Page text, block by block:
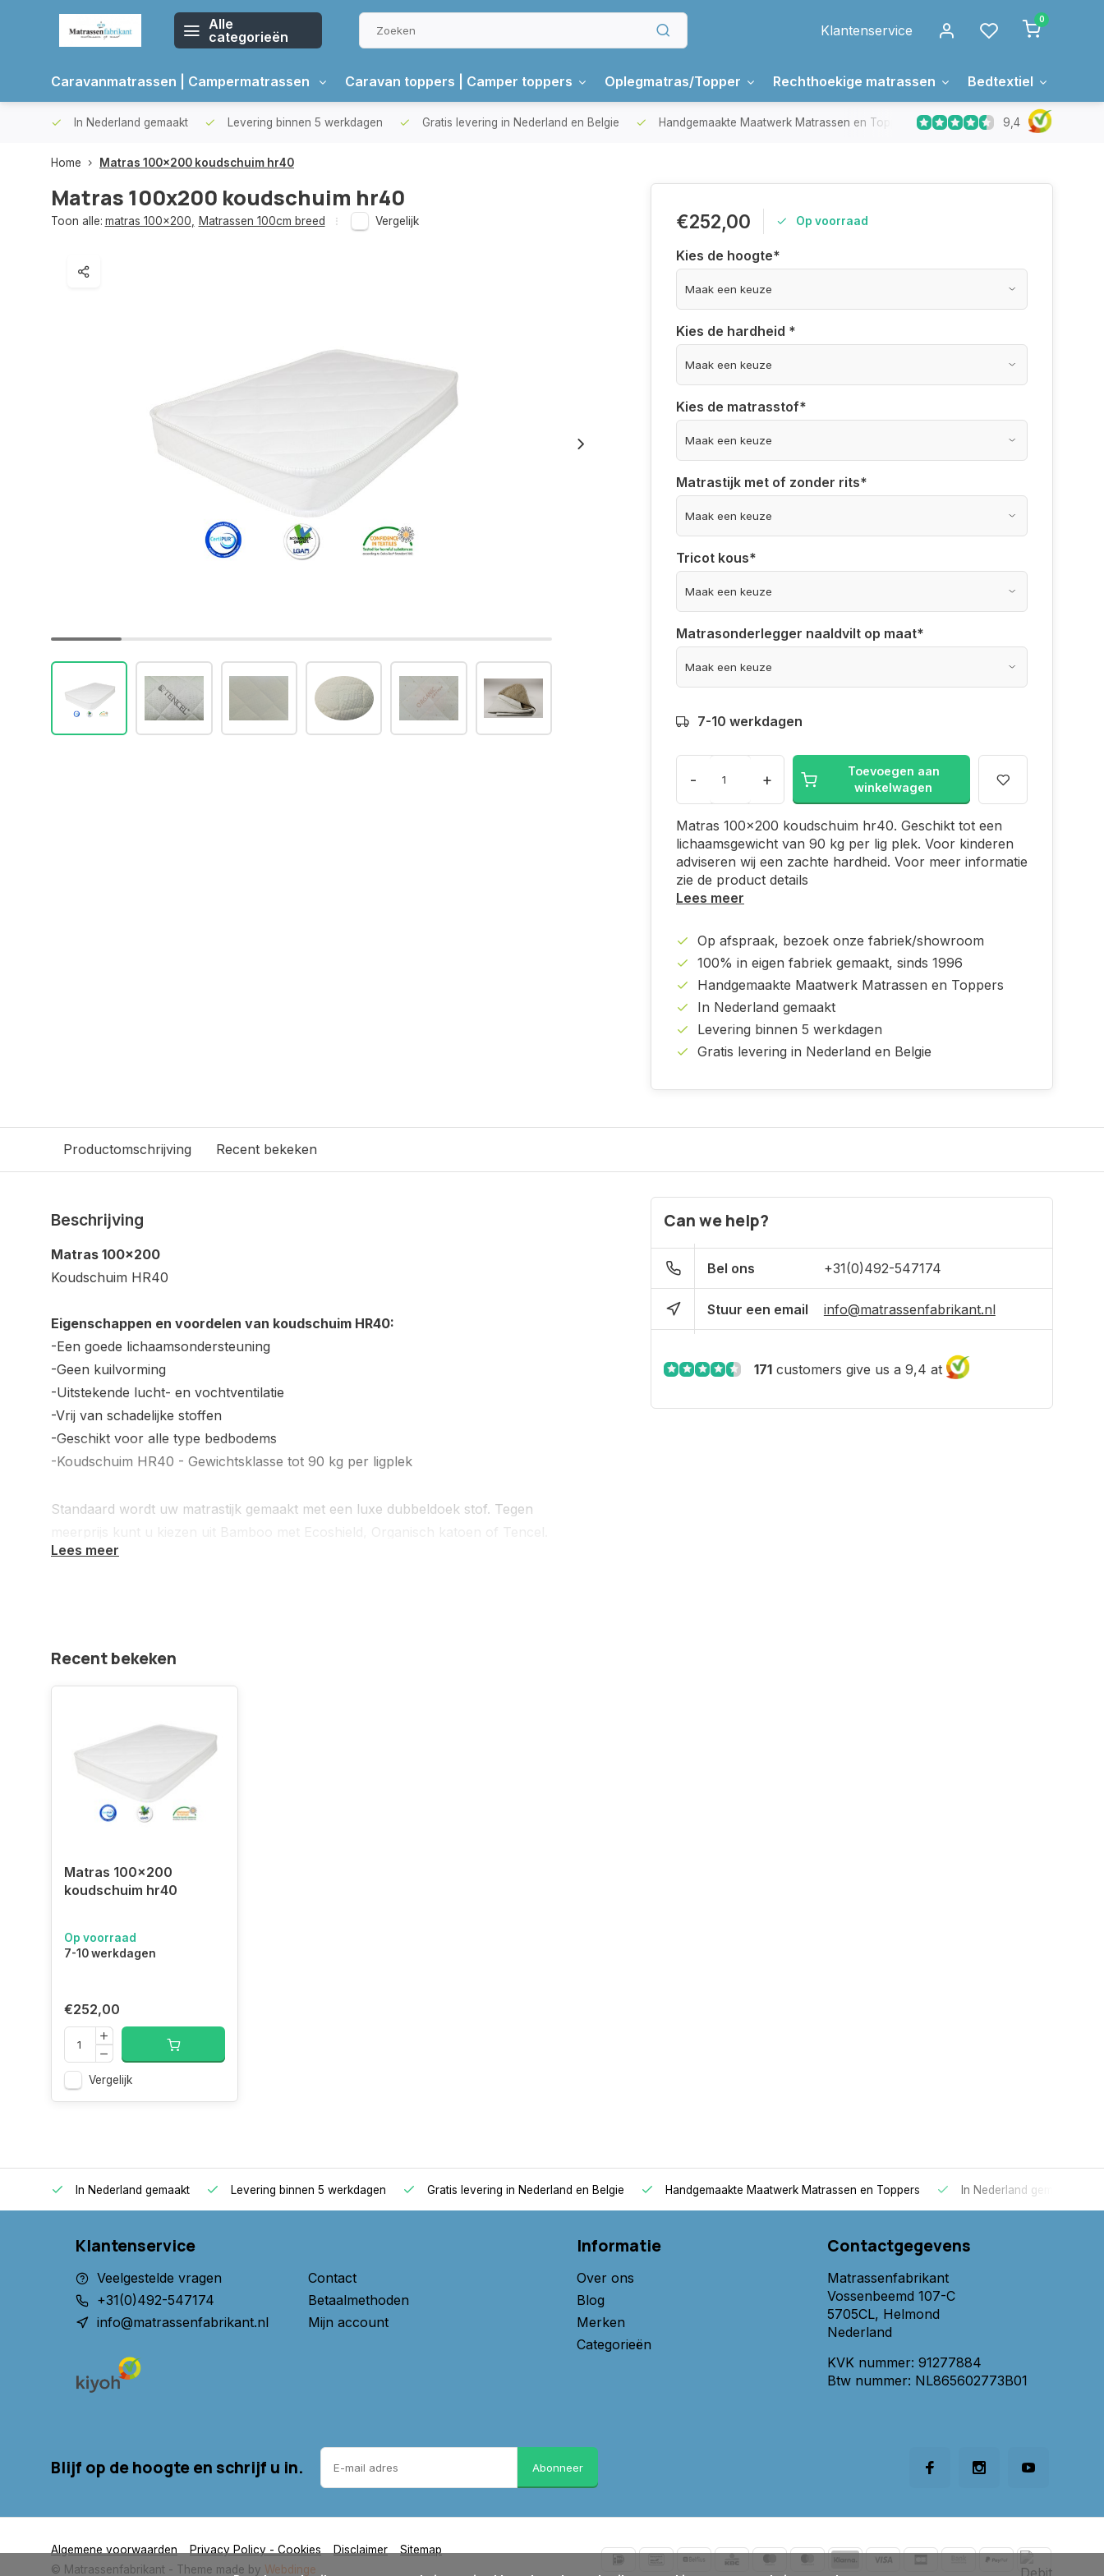
Alle
categorieën
Klantenservice
0
Caravanmatrassen | Campermatrassen Caravan toppers | Camper toppers Oplegmatras/Topper Rechthoekige matrassen Bedtextiel
In Nederland gemaakt Levering binnen 5 werkdagen Gratis levering in Nederland en Belgie Handgemaakte Maatwerk Matrassen en Toppers In Nederland gemaakt
9,4
Home Matras 100x200 koudschuim hr40
Matras 100x200 koudschuim hr40
Toon alle: matras 100x200 Matrassen 100cm breed Vergelijk €252,00 Op voorraad
Kies de hoogte*
Kies de hardheid *
Kies de matrasstof*
Matrastijk met of zonder rits*
Tricot kous*
Matrasonderlegger naaldvilt op maat*
7-10 werkdagen
- +
Toevoegen aan
winkelwagen
Matras 100x200 koudschuim hr40. Geschikt tot een
lichaamsgewicht van 90 kg per lig plek. Voor kinderen
adviseren wij een zachte hardheid. Voor meer informatie
zie de product details
Lees meer
Op afspraak, bezoek onze fabriek/showroom
100% in eigen fabriek gemaakt, sinds 1996
Handgemaakte Maatwerk Matrassen en Toppers
In Nederland gemaakt
Levering binnen 5 werkdagen
Gratis levering in Nederland en Belgie
Productomschrijving Recent bekeken
Beschrijving
Matras 100x200
Koudschuim HR40
Eigenschappen en voordelen van koudschuim HR40:
-Een goede lichaamsondersteuning
-Geen kuilvorming
-Uitstekende lucht- en vochtventilatie
-Vrij van schadelijke stoffen
-Geschikt voor alle type bedbodems
-Koudschuim HR40 - Gewichtsklasse tot 90 kg per ligplek
Standaard wordt uw matrastijk gemaakt met een luxe dubbeldoek stof. Tegen
meerprijs kunt u kiezen uit Bamboo met Ecoshield, Organisch katoen of Tencel.
Meer informatie over onze schuimen:
Ökotex
- Certipur
- LGA-Schadstoffgeprüft
voeteneinde en om te draaien van boven- naar onderzijde. Voor een goede
gebruiken.
- Sinds 1996 fabrikant van matrassen
- Fabriek en showroom in Helmond/Nederland
- Vakmensen met liefde en passie voor het vak
- Matras op maat, alle maten, vormen en soorten
Matras 100x200
Koudschuim hr40
Lees meer
Can we help?
Bel ons +31(0)492-547174
Stuur een email info@matrassenfabrikant.nl
171 customers give us a 9,4 at
Recent bekeken
Matras 100x200
koudschuim hr40
Op voorraad
7-10 werkdagen
€252,00
Vergelijk
In Nederland gemaakt Levering binnen 5 werkdagen Gratis levering in Nederland en Belgie Handgemaakte Maatwerk Matrassen en Toppers In Nederland gemaakt
Klantenservice
Veelgestelde vragen
+31(0)492-547174
info@matrassenfabrikant.nl
Contact
Betaalmethoden
Mijn account
Informatie
Over ons
Blog
Merken
Categorieën
Contactgegevens
Matrassenfabrikant
Vossenbeemd 107-C
5705CL, Helmond
Nederland
KVK nummer: 91277884
Btw nummer: NL865602773B01
Blijf op de hoogte en schrijf u in. Abonneer
Algemene voorwaarden Privacy Policy - Cookies Disclaimer
Sitemap
© Matrassenfabrikant - Theme made by Webdinge